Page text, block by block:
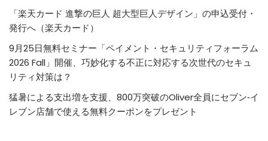
「楽天カード 進撃の巨人 超大型巨人デザイン」の申込受付・
発行へ（楽天カード）
9月25日無料セミナー「ペイメント・セキュリティフォーラム
2026 Fall」開催、巧妙化する不正に対応する次世代のセキュ
リティ対策は？
猛暑による支出増を支援、800万突破のOliver全員にセブン‐イ
レブン店舗で使える無料クーポンをプレゼント